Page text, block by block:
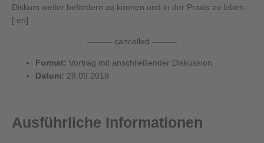
Diskurs weiter befördern zu können und in der Praxis zu leben.
[:en]
——— cancelled ———
Format: Vortrag mit anschließender Diskussion
Datum: 28.09.2018
Ausführliche Informationen